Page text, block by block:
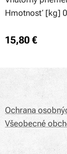
Hmotnosť [kg]
15,80 €
Ochrana
Všeobecné